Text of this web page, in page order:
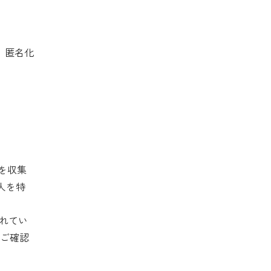
匿名化
収集
を特
てい
確認